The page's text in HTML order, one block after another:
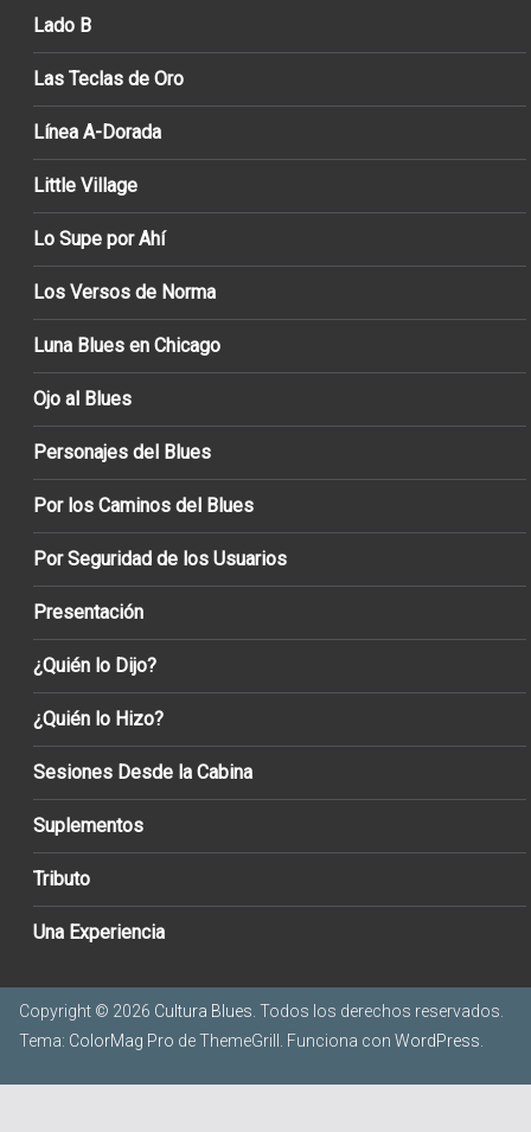
Lado B
Las Teclas de Oro
Línea A-Dorada
Little Village
Lo Supe por Ahí
Los Versos de Norma
Luna Blues en Chicago
Ojo al Blues
Personajes del Blues
Por los Caminos del Blues
Por Seguridad de los Usuarios
Presentación
¿Quién lo Dijo?
¿Quién lo Hizo?
Sesiones Desde la Cabina
Suplementos
Tributo
Una Experiencia
Copyright © 2026 Cultura Blues. Todos los derechos reservados.
Tema: ColorMag Pro de ThemeGrill. Funciona con WordPress.